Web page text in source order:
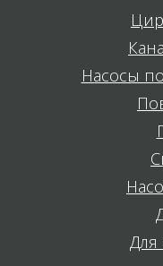
Насосы
Для